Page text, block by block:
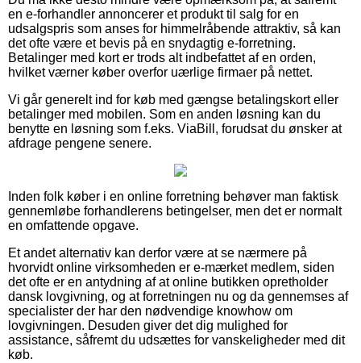
en e-forhandler annoncerer et produkt til salg for en
udsalgspris som anses for himmelråbende attraktiv, så kan
det ofte være et bevis på en snydagtig e-forretning.
Betalinger med kort er trods alt indbefattet af en orden,
hvilket værner køber overfor uærlige firmaer på nettet.
Vi går generelt ind for køb med gængse betalingskort eller
betalinger med mobilen. Som en anden løsning kan du
benytte en løsning som f.eks. ViaBill, forudsat du ønsker at
afdrage pengene senere.
Inden folk køber i en online forretning behøver man faktisk
gennemløbe forhandlerens betingelser, men det er normalt
en omfattende opgave.
Et andet alternativ kan derfor være at se nærmere på
hvorvidt online virksomheden er e-mærket medlem, siden
det ofte er en antydning af at online butikken opretholder
dansk lovgivning, og at forretningen nu og da gennemses af
specialister der har den nødvendige knowhow om
lovgivningen. Desuden giver det dig mulighed for
assistance, såfremt du udsættes for vanskeligheder med dit
køb.